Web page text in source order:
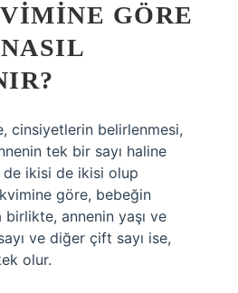
GÖRE
cinsiyetlerin belirlenmesi,
tek bir sayı haline
ikisi de ikisi olup
göre, bebeğin
birlikte, annenin yaşı ve
ve diğer çift sayı ise,
olur.